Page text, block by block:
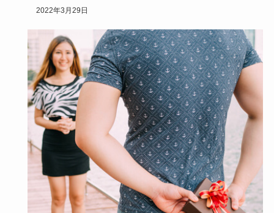
別れたことで、彼女に対する気持ちが分かって後悔…
2022年3月29日